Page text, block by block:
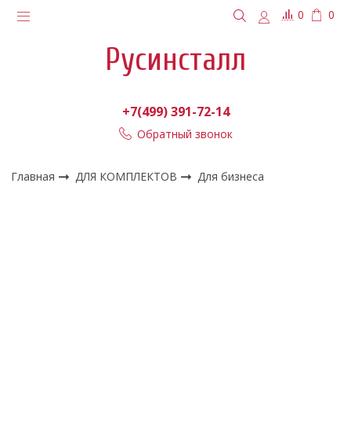
0 0
Русинсталл
+7(499) 391-72-14
Обратный звонок
Главная ДЛЯ КОМПЛЕКТОВ Для бизнеса